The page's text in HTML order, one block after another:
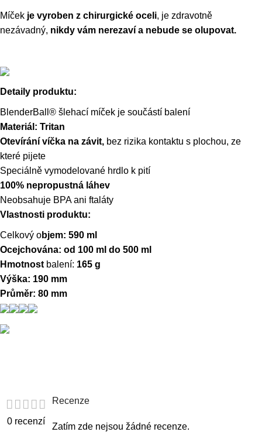
Míček je vyroben z chirurgické oceli, je zdravotně
nezávadný, nikdy vám nerezaví a nebude se olupovat.
Detaily produktu:
BlenderBall® šlehací míček je součástí balení
Materiál: Tritan
Otevírání víčka na závit, bez rizika kontaktu s plochou, ze
které pijete
Speciálně vymodelované hrdlo k pití
100% nepropustná láhev
Neobsahuje BPA ani ftaláty
Vlastnosti produktu:
Celkový objem: 590 ml
Ocejchována: od 100 ml do 500 ml
Hmotnost balení: 165 g
Výška: 190 mm
Průměr: 80 mm
0 recenzí
Recenze
Zatím zde nejsou žádné recenze.